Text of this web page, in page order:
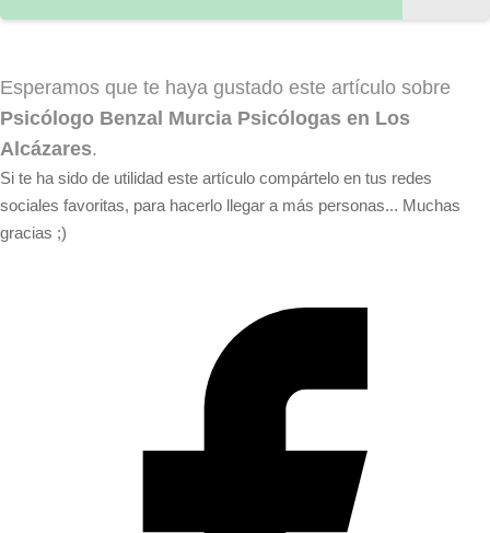
Esperamos que te haya gustado este artículo sobre
Psicólogo Benzal Murcia Psicólogas en Los
Alcázares.
Si te ha sido de utilidad este artículo compártelo en tus redes
sociales favoritas, para hacerlo llegar a más personas... Muchas
gracias ;)